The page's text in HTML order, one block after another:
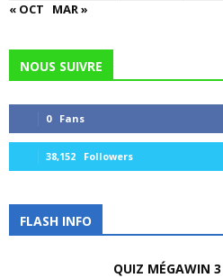
« OCT
MAR »
NOUS SUIVRE
0 Fans
38,152 Followers
FLASH INFO
QUIZ MÉGAWIN